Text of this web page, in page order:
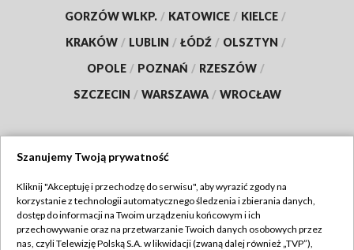
GORZÓW WLKP. / KATOWICE / KIELCE /
KRAKÓW / LUBLIN / ŁÓDŹ / OLSZTYN /
OPOLE / POZNAŃ / RZESZÓW /
SZCZECIN / WARSZAWA / WROCŁAW
TVP
Abonament TVP
Regulamin TVP
Szanujemy Twoją prywatność
Kliknij "Akceptuję i przechodzę do serwisu", aby wyrazić zgody na
korzystanie z technologii automatycznego śledzenia i zbierania danych,
dostęp do informacji na Twoim urządzeniu końcowym i ich
przechowywanie oraz na przetwarzanie Twoich danych osobowych przez
nas, czyli Telewizję Polską S.A. w likwidacji (zwaną dalej również „TVP”),